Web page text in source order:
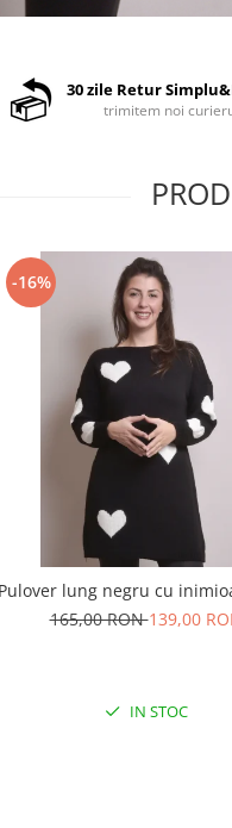
30 zile Retur
trimitem noi
-16%
Pulover lung negru cu
165,00 RON139,00
IN STOC